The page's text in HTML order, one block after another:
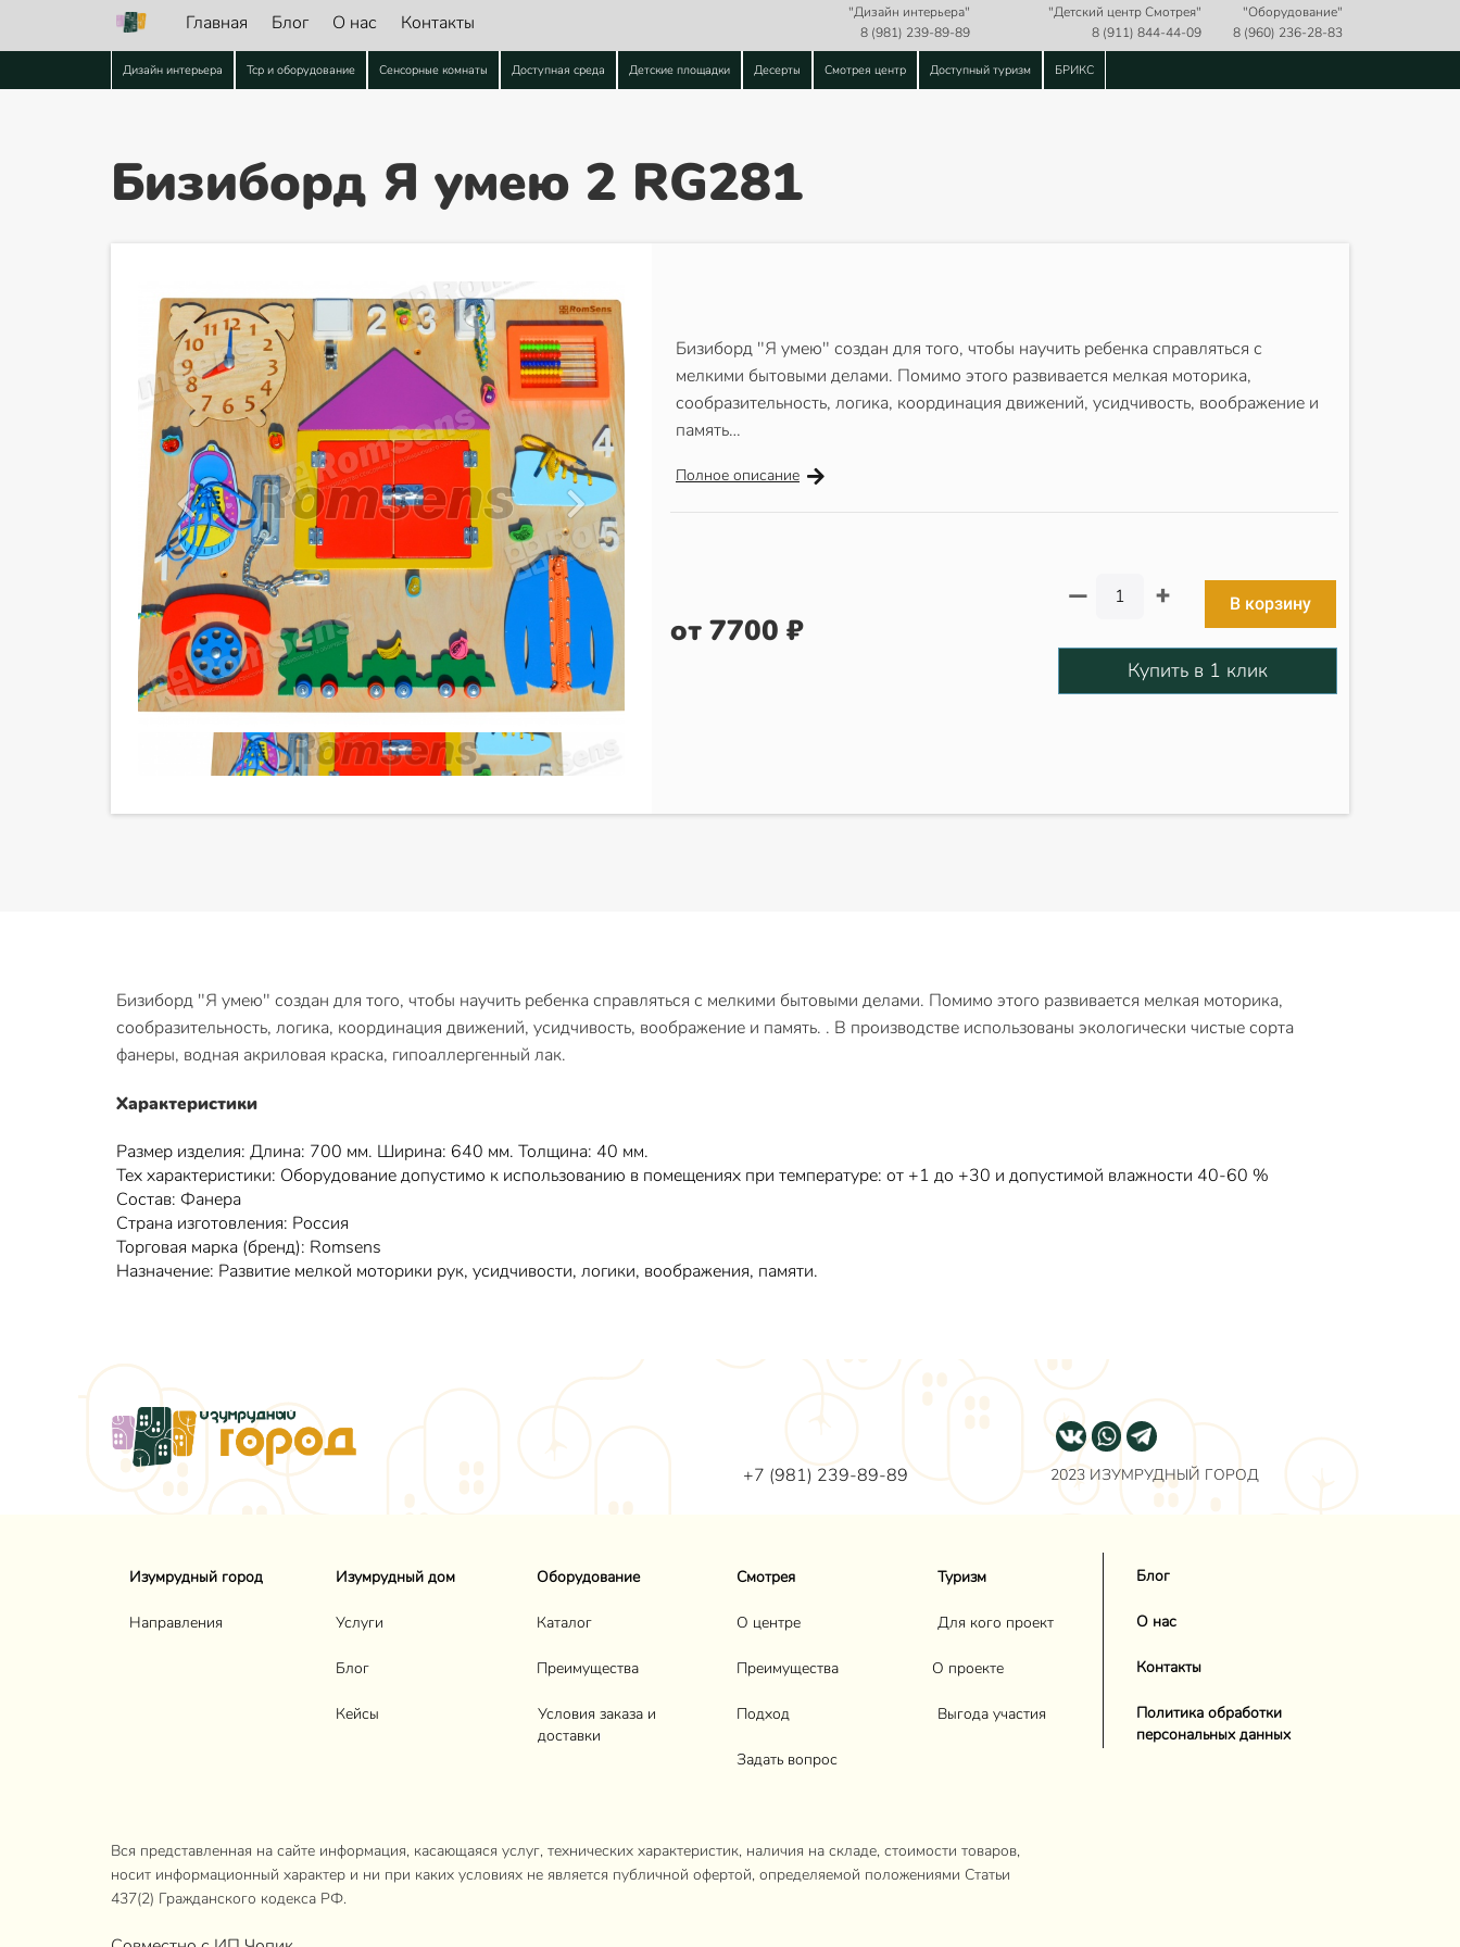
Главная Блог О нас Контакты
"Дизайн интерьера"
8 (981) 239-89-89
"Детский центр Смотрея"
8 (911) 844-44-09
"Оборудование"
8 (960) 236-28-83
Дизайн интерьера Тср и оборудование Сенсорные комнаты Доступная среда Детские площадки Десерты Смотрея центр Доступный туризм БРИКС
Бизиборд Я умею 2 RG281
Бизиборд "Я умею" создан для того, чтобы научить ребенка справляться с
мелкими бытовыми делами. Помимо этого развивается мелкая моторика,
сообразительность, логика, координация движений, усидчивость, воображение и
память…
Полное описание
от 7700 ₽
— + В корзину
Купить в 1 клик
Бизиборд "Я умею" создан для того, чтобы научить ребенка справляться с мелкими бытовыми делами. Помимо этого развивается мелкая моторика,
сообразительность, логика, координация движений, усидчивость, воображение и память. . В производстве использованы экологически чистые сорта
фанеры, водная акриловая краска, гипоаллергенный лак.
Характеристики
Размер изделия: Длина: 700 мм. Ширина: 640 мм. Толщина: 40 мм.
Тех характеристики: Оборудование допустимо к использованию в помещениях при температуре: от +1 до +30 и допустимой влажности 40-60 %
Состав: Фанера
Страна изготовления: Россия
Торговая марка (бренд): Romsens
Назначение: Развитие мелкой моторики рук, усидчивости, логики, воображения, памяти.
+7 (981) 239-89-89 2023 ИЗУМРУДНЫЙ ГОРОД
Изумрудный город
Направления
Изумрудный дом
Услуги
Блог
Кейсы
Оборудование
Каталог
Преимущества
Условия заказа и
доставки
Смотрея
О центре
Преимущества
Подход
Задать вопрос
Туризм
Для кого проект
О проекте
Выгода участия
Блог
О нас
Контакты
Политика обработки
персональных данных
Вся представленная на сайте информация, касающаяся услуг, технических характеристик, наличия на складе, стоимости товаров,
носит информационный характер и ни при каких условиях не является публичной офертой, определяемой положениями Статьи
437(2) Гражданского кодекса РФ.